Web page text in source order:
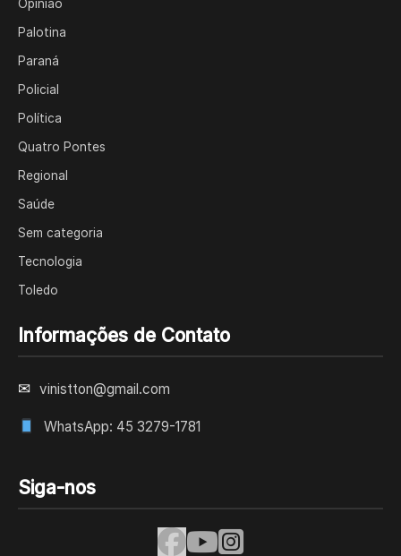
Opinião
Palotina
Paraná
Policial
Política
Quatro Pontes
Regional
Saúde
Sem categoria
Tecnologia
Toledo
Informações de Contato
✉ vinistton@gmail.com
WhatsApp: 45 3279-1781
Siga-nos